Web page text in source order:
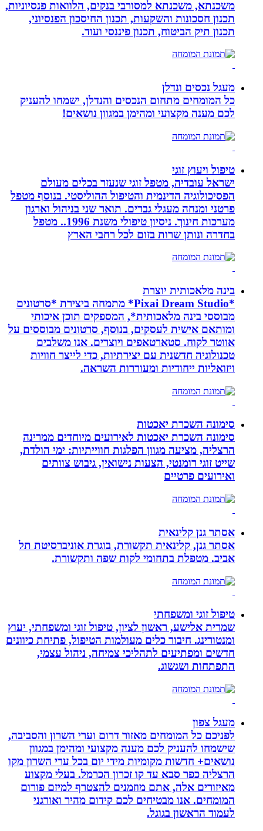
משכנתא, משכנתא למסורבי בנקים, הלוואות פנסיוניות,
תכנון חסכונות והשקעות, תכנון החיסכון הפנסיוני,
תכנון תיק הביטוח, תכנון פיננסי ועוד.
מעגל נכסים ונדלן
כל המומחים מתחום הנכסים והנדלן, ישמחו להעניק
לכם מענה מקצועי ומהימן במגוון נושאים!
טיפול ויעוץ זוגי
ישראל עובדיה, מטפל זוגי שנעזר בכלים מעולם
הפסיכולוגיה הדינמית והטיפול ההוליסטי. בנוסף מטפל
פרטני ומנחה מעגלי גברים. תואר שני בניהול וארגון
מערכות חינוך. ניסיון טיפולי משנת 1996.. מטפל
בחדרה ונותן שרות בזום לכל רחבי הארץ
בינה מלאכותית יוצרת
*Pixai Dream Studio* מתמחה ביצירת *סרטונים
מבוססי בינה מלאכותית*, המספקים תוכן איכותי
ומותאם אישית לעסקים, בנוסף, סרטונים מבוססים על
אווטר לקוח. סטארטאפים ויוצרים. אנו משלבים
טכנולוגיה חדשנית עם יצירתיות, כדי לייצר חוויות
ויזואליות ייחודיות ומעוררות השראה.
סימונה השכרת יאכטות
סימונה השכרת יאכטות לאירועים מיוחדים ממרינה
הרצליה, מציעה מגוון הפלגות חווייתיות: ימי הולדת,
שייט זוגי רומנטי, הצעות נישואין, גיבוש צוותים
ואירועים פרטיים
אסתר גנן קלינאית
אסתר גנן, קלינאית תקשורת, בוגרת אוניברסיטת תל
אביב. מטפלת בתחומי לקות שפה ותקשורת.
טיפול זוגי ומשפחתי
שמרית אלישע, ראשון לציון, טיפול זוגי ומשפחתי, יעוץ
ומנטורינג. חיבור כלים מעולמות הטיפול, פתיחת כיוונים
חדשים ומפתיעים לתהליכי צמיחה, ניהול עצמי,
התפתחות ושגשוג.
מעגל צפון
לפניכם כל המומחים מאזור דרום וערי השרון והסביבה,
שישמחו להעניק לכם מענה מקצועי ומהימן במגוון
נושאים+ חדשות מקומיות מידי יום בכל ערי השרון מקו
הרצליה כפר סבא עד קו זכרון הכרמל. בעלי מקצוע
מאיזורים אלה, אתם מוזמנים להצטרף למיזם פורום
המומחים. אנו מבטיחים לכם קידום מהיר ואורגני
לעמוד הראשון בגוגל.